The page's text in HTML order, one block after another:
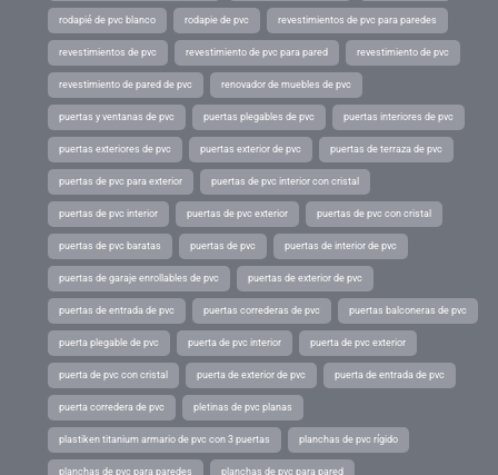
rodapié de pvc blanco rodapie de pvc revestimientos de pvc para paredes
revestimientos de pvc revestimiento de pvc para pared revestimiento de pvc
revestimiento de pared de pvc renovador de muebles de pvc
puertas y ventanas de pvc puertas plegables de pvc puertas interiores de pvc
puertas exteriores de pvc puertas exterior de pvc puertas de terraza de pvc
puertas de pvc para exterior puertas de pvc interior con cristal
puertas de pvc interior puertas de pvc exterior puertas de pvc con cristal
puertas de pvc baratas puertas de pvc puertas de interior de pvc
puertas de garaje enrollables de pvc puertas de exterior de pvc
puertas de entrada de pvc puertas correderas de pvc puertas balconeras de pvc
puerta plegable de pvc puerta de pvc interior puerta de pvc exterior
puerta de pvc con cristal puerta de exterior de pvc puerta de entrada de pvc
puerta corredera de pvc pletinas de pvc planas
plastiken titanium armario de pvc con 3 puertas planchas de pvc rígido
planchas de pvc para paredes planchas de pvc para pared